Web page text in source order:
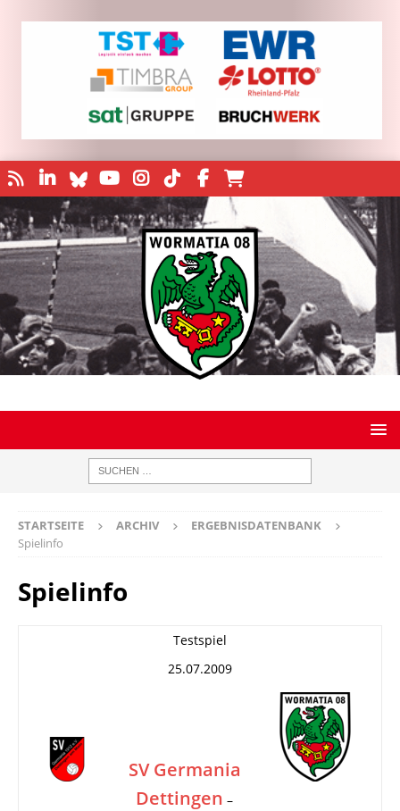
STARTSEITE ARCHIV
ERGEBNISDATENBANK
Spielinfo
Spielinfo
Testspiel
25.07.2009
SV Germania
Dettingen –